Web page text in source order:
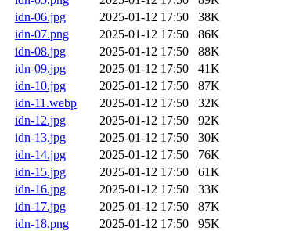
idn-06.jpg
2025-01-12 17:50
38K
idn-07.png
2025-01-12 17:50
86K
idn-08.jpg
2025-01-12 17:50
88K
idn-09.jpg
2025-01-12 17:50
41K
idn-10.jpg
2025-01-12 17:50
87K
idn-11.webp
2025-01-12 17:50
32K
idn-12.jpg
2025-01-12 17:50
92K
idn-13.jpg
2025-01-12 17:50
30K
idn-14.jpg
2025-01-12 17:50
76K
idn-15.jpg
2025-01-12 17:50
61K
idn-16.jpg
2025-01-12 17:50
33K
idn-17.jpg
2025-01-12 17:50
87K
idn-18.png
2025-01-12 17:50
95K